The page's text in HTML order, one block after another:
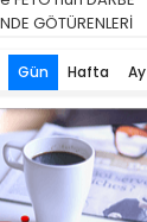
GÖTÜRENLERİ
Gün Hafta Ay